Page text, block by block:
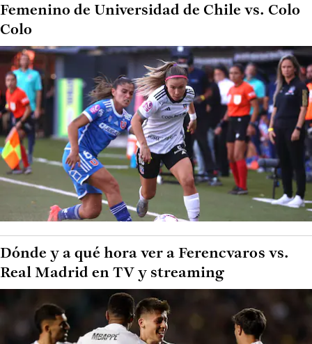
Femenino de Universidad de Chile vs. Colo
Colo
Dónde y a qué hora ver a Ferencvaros vs.
Real Madrid en TV y streaming